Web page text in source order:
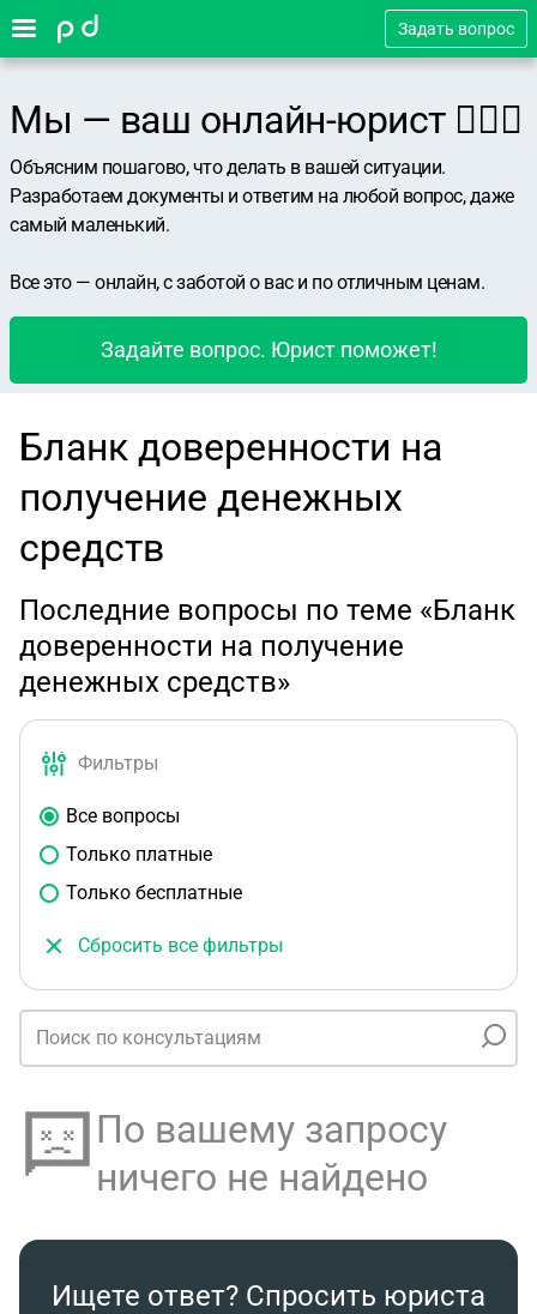
Задать вопрос
Мы — ваш онлайн-юрист 👨🏻‍⚖️
Объясним пошагово, что делать в вашей ситуации.
Разработаем документы и ответим на любой вопрос, даже
самый маленький.
Все это — онлайн, с заботой о вас и по отличным ценам.
Задайте вопрос. Юрист поможет!
Бланк доверенности на
получение денежных
средств
Последние вопросы по теме «Бланк
доверенности на получение
денежных средств»
Фильтры
Все вопросы
Только платные
Только бесплатные
Сбросить все фильтры
По вашему запросу
ничего не найдено
Ищете ответ? Спросить юриста